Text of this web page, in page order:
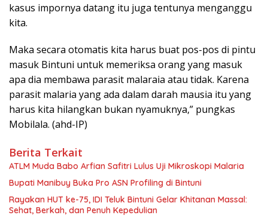
kasus impornya datang itu juga tentunya menganggu
kita.
Maka secara otomatis kita harus buat pos-pos di pintu
masuk Bintuni untuk memeriksa orang yang masuk
apa dia membawa parasit malaraia atau tidak. Karena
parasit malaria yang ada dalam darah mausia itu yang
harus kita hilangkan bukan nyamuknya,” pungkas
Mobilala. (ahd-IP)
Berita Terkait
ATLM Muda Babo Arfian Safitri Lulus Uji Mikroskopi Malaria
Bupati Manibuy Buka Pro ASN Profiling di Bintuni
Rayakan HUT ke-75, IDI Teluk Bintuni Gelar Khitanan Massal:
Sehat, Berkah, dan Penuh Kepedulian